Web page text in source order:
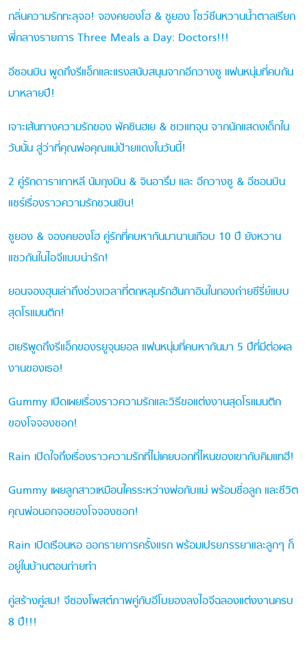
กลิ่นความรักทะลุจอ! จองคยองโฮ & ซูยอง โชว์ซีนหวานน้ำตาลเรียก
พี่กลางรายการ Three Meals a Day: Doctors!!!
อีซอนบิน พูดถึงรีแอ็กและแรงสนับสนุนจากอีกวางซู แฟนหนุ่มที่คบกัน
มาหลายปี!
เจาะเส้นทางความรักของ พัคชินฮเย & ชเวแทจุน จากนักแสดงเด็กใน
วันนั้น สู่ว่าที่คุณพ่อคุณแม่ป้ายแดงในวันนี้!
2 คู่รักดาราเกาหลี นัมกุงมิน & จินอารึม และ อีกวางซู & อีซอนบิน
แชร์เรื่องราวความรักชวนเขิน!
ซูยอง & จองคยองโฮ คู่รักที่คบหากันมานานเกือบ 10 ปี ยังหวาน
แซวกันในไอจีแบบน่ารัก!
ยอนจองฮุนเล่าถึงช่วงเวลาที่ตกหลุมรักฮันกาอินในกองถ่ายซีรี่ย์แบบ
สุดโรแมนติก!
ฮเยริพูดถึงรีแอ็กของรยูจุนยอล แฟนหนุ่มที่คบหากันมา 5 ปีที่มีต่อผล
งานของเธอ!
Gummy เปิดเผยเรื่องราวความรักและวิธีขอแต่งงานสุดโรแมนติก
ของโจจองซอก!
Rain เปิดใจถึงเรื่องราวความรักที่ไม่เคยบอกที่ไหนของเขากับคิมแทฮี!
Gummy เผยลูกสาวเหมือนใครระหว่างพ่อกับแม่ พร้อมชื่อลูก และชีวิต
คุณพ่อนอกจอของโจจองซอก!
Rain เปิดเรือนหอ ออกรายการครั้งแรก พร้อมเปรยภรรยาและลูกๆ ก็
อยู่ในบ้านตอนถ่ายทำ
คู่สร้างคู่สม! จีซองโพสต์ภาพคู่กับอีโบยองลงไอจีฉลองแต่งงานครบ
8 ปี!!!